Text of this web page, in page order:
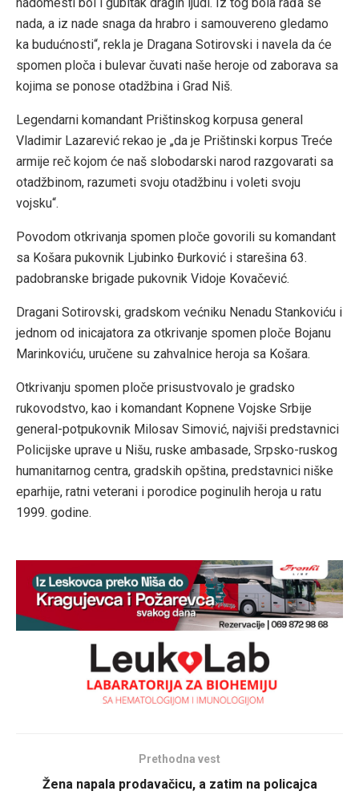
nadomesti bol i gubitak dragih ljudi. Iz tog bola rađa se
nada, a iz nade snaga da hrabro i samouvereno gledamo
ka budućnosti“, rekla je Dragana Sotirovski i navela da će
spomen ploča i bulevar čuvati naše heroje od zaborava sa
kojima se ponose otadžbina i Grad Niš.
Legendarni komandant Prištinskog korpusa general
Vladimir Lazarević rekao je „da je Prištinski korpus Treće
armije reč kojom će naš slobodarski narod razgovarati sa
otadžbinom, razumeti svoju otadžbinu i voleti svoju
vojsku“.
Povodom otkrivanja spomen ploče govorili su komandant
sa Košara pukovnik Ljubinko Đurković i starešina 63.
padobranske brigade pukovnik Vidoje Kovačević.
Dragani Sotirovski, gradskom većniku Nenadu Stankoviću i
jednom od inicajatora za otkrivanje spomen ploče Bojanu
Marinkoviću, uručene su zahvalnice heroja sa Košara.
Otkrivanju spomen ploče prisustvovalo je gradsko
rukovodstvo, kao i komandant Kopnene Vojske Srbije
general-potpukovnik Milosav Simović, najviši predstavnici
Policijske uprave u Nišu, ruske ambasade, Srpsko-ruskog
humanitarnog centra, gradskih opština, predstavnici niške
eparhije, ratni veterani i porodice poginulih heroja u ratu
1999. godine.
Prethodna vest
Žena napala prodavačicu, a zatim na policajca